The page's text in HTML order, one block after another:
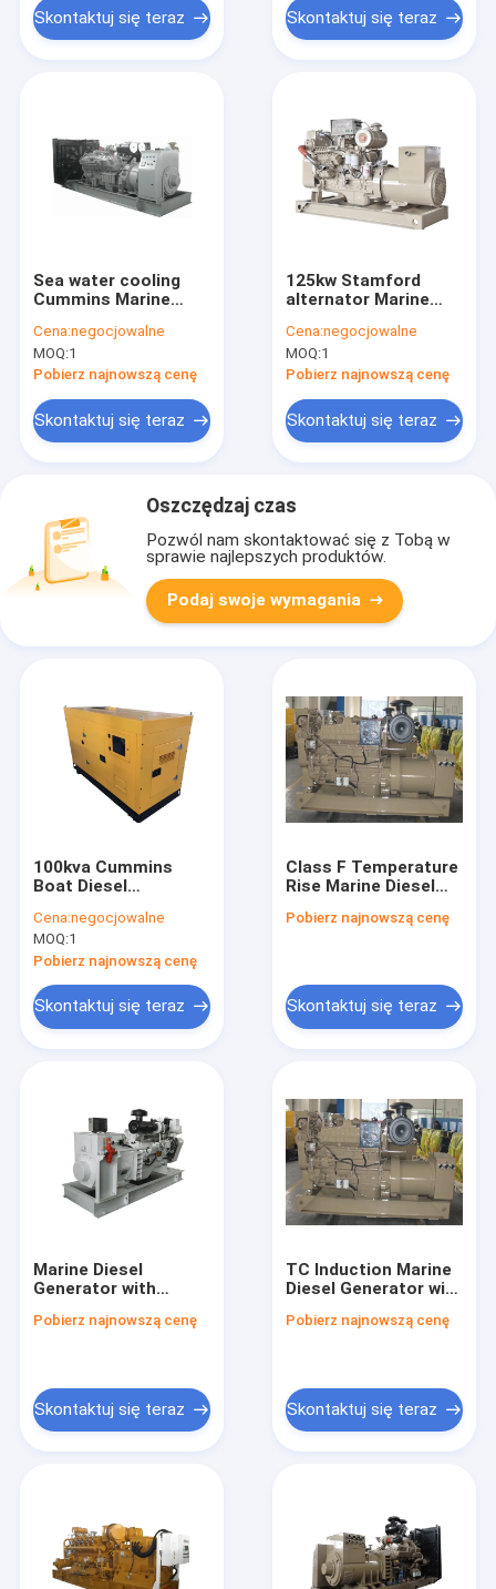
Filmy
Skontaktuj się teraz Skontaktuj się teraz
Sea water cooling
Cummins Marine
rated 120kw electric
power genset
Cena:negocjowalne
MOQ:1
Pobierz najnowszą cenę
Skontaktuj się teraz
125kw Stamford
alternator Marine
1800 r/min with Sea
water pump
Cena:negocjowalne
MOQ:1
Pobierz najnowszą cenę
Skontaktuj się teraz
Oszczędzaj czas
Pozwól nam skontaktować się z Tobą w
sprawie najlepszych produktów.
Podaj swoje wymagania
100kva Cummins
Boat Diesel
Weathproof Silent
Type , Stamford /
Marathon Alternator
Cena:negocjowalne
MOQ:1
Pobierz najnowszą cenę
Skontaktuj się teraz
Class F Temperature
Rise Marine Diesel
Induction and Class
Generation
Pobierz najnowszą cenę
Skontaktuj się teraz
Marine Diesel
Generator with
LVI634C and AC
Power
Pobierz najnowszą cenę
Skontaktuj się teraz
TC Induction Marine
Diesel Generator with
and 220V / 380V /
Pobierz najnowszą cenę
Skontaktuj się teraz